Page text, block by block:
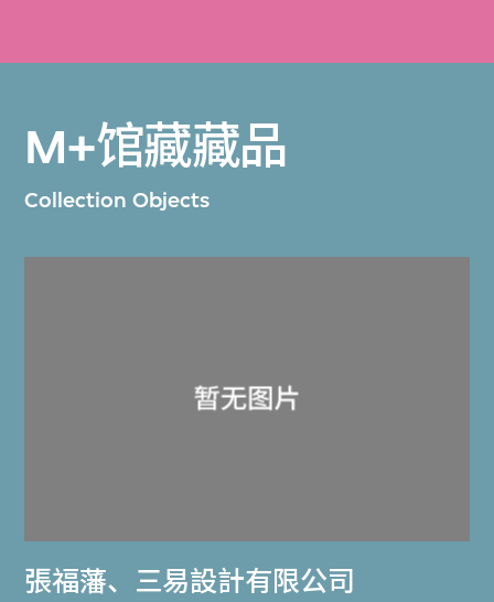
M+馆藏藏品
Collection Objects
張福藩、 三易設計有限公司